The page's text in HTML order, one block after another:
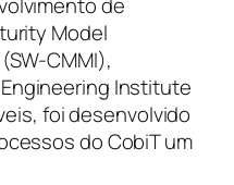
de
Model
(SW-CMMI),
Institute
foi desenvolvido
do CobiT um